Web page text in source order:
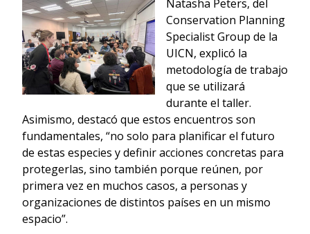
Natasha Peters, del
Conservation Planning
Specialist Group de la
UICN, explicó la
metodología de trabajo
que se utilizará
durante el taller.
Asimismo, destacó que estos encuentros son
fundamentales, “no solo para planificar el futuro
de estas especies y definir acciones concretas para
protegerlas, sino también porque reúnen, por
primera vez en muchos casos, a personas y
organizaciones de distintos países en un mismo
espacio”.